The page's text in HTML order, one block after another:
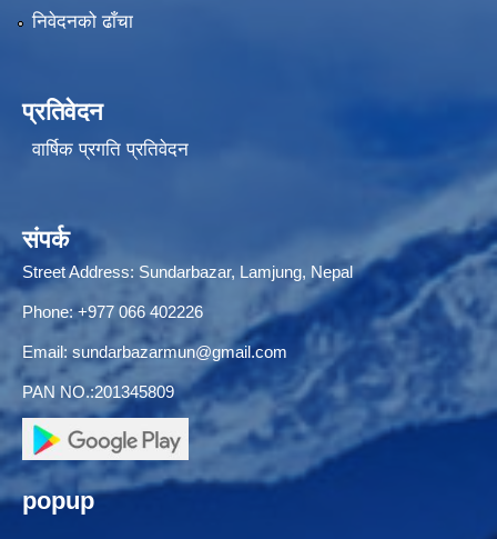
निवेदनको ढाँचा
प्रतिवेदन
वार्षिक प्रगति प्रतिवेदन
संपर्क
Street Address: Sundarbazar, Lamjung, Nepal
Phone: +977 066 402226
Email: sundarbazarmun@gmail.com
PAN NO.:201345809
popup